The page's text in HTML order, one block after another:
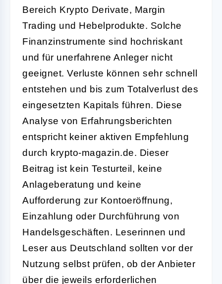
Bereich Krypto Derivate, Margin
Trading und Hebelprodukte. Solche
Finanzinstrumente sind hochriskant
und für unerfahrene Anleger nicht
geeignet. Verluste können sehr schnell
entstehen und bis zum Totalverlust des
eingesetzten Kapitals führen. Diese
Analyse von Erfahrungsberichten
entspricht keiner aktiven Empfehlung
durch krypto-magazin.de. Dieser
Beitrag ist kein Testurteil, keine
Anlageberatung und keine
Aufforderung zur Kontoeröffnung,
Einzahlung oder Durchführung von
Handelsgeschäften. Leserinnen und
Leser aus Deutschland sollten vor der
Nutzung selbst prüfen, ob der Anbieter
über die jeweils erforderlichen